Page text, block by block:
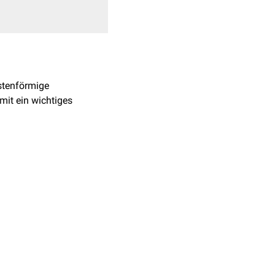
ein wichtiges
variiert je nach